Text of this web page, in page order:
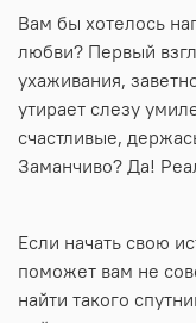
Вам бы хотелось
любви? Первый
ухаживания,
утирает слезу
счастливые,
Заманчиво? Да!
Если начать свою
поможет вам не
найти такого